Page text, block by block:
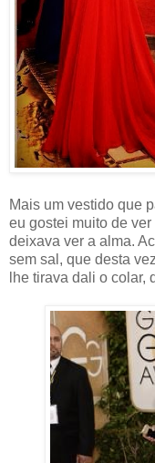
Mais um vestido que
eu gostei muito de
deixava ver a alma.
sem sal, que desta
lhe tirava dali o colar,